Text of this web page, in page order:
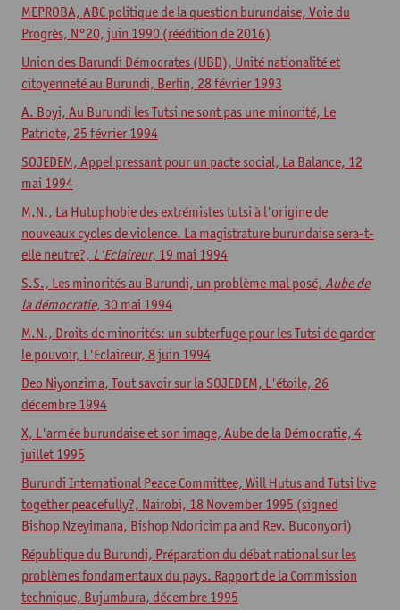
MEPROBA, ABC politique de la question burundaise, Voie du
Progrès, N°20, juin 1990 (réédition de 2016)
Union des Barundi Démocrates (UBD), Unité nationalité et
citoyenneté au Burundi, Berlin, 28 février 1993
A. Boyi, Au Burundi les Tutsi ne sont pas une minorité, Le
Patriote, 25 février 1994
SOJEDEM, Appel pressant pour un pacte social, La Balance, 12
mai 1994
M.N., La Hutuphobie des extrémistes tutsi à l'origine de
nouveaux cycles de violence. La magistrature burundaise sera-t-
elle neutre?, L'Eclaireur, 19 mai 1994
S.S., Les minorités au Burundi, un problème mal posé, Aube de
la démocratie, 30 mai 1994
M.N., Droits de minorités: un subterfuge pour les Tutsi de garder
le pouvoir, L'Eclaireur, 8 juin 1994
Deo Niyonzima, Tout savoir sur la SOJEDEM, L'étoile, 26
décembre 1994
X, L'armée burundaise et son image, Aube de la Démocratie, 4
juillet 1995
Burundi International Peace Committee, Will Hutus and Tutsi live
together peacefully?, Nairobi, 18 November 1995 (signed
Bishop Nzeyimana, Bishop Ndoricimpa and Rev. Buconyori)
République du Burundi, Préparation du débat national sur les
problèmes fondamentaux du pays. Rapport de la Commission
technique, Bujumbura, décembre 1995